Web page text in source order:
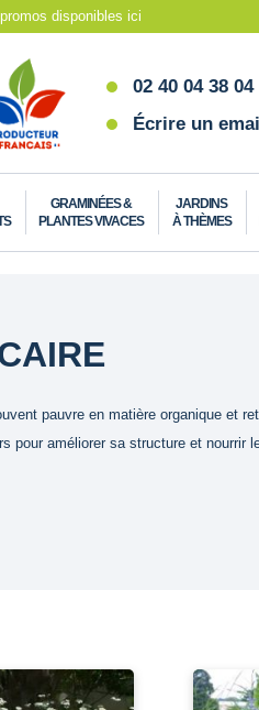
disponibles ici
02 40 04 38 04
Écrire un
GRAMINÉES &
PLANTES VIVACES
JARDINS
À THÈMES
pauvre en matière organique et
pour améliorer sa structure et nourrir